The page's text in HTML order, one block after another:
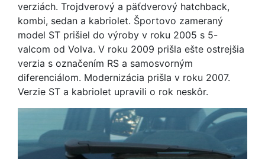
verziách. Trojdverový a päťdverový hatchback,
kombi, sedan a kabriolet. Športovo zameraný
model ST prišiel do výroby v roku 2005 s 5-
valcom od Volva. V roku 2009 prišla ešte ostrejšia
verzia s označením RS a samosvorným
diferenciálom. Modernizácia prišla v roku 2007.
Verzie ST a kabriolet upravili o rok neskôr.